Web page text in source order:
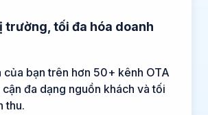
trường, tối đa hóa doanh
bạn trên hơn 50+ kênh OTA
đa dạng nguồn khách và tối
thu.